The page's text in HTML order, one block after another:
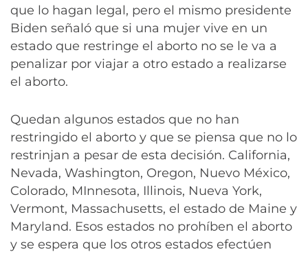
que lo hagan legal, pero el mismo presidente
Biden señaló que si una mujer vive en un
estado que restringe el aborto no se le va a
penalizar por viajar a otro estado a realizarse
el aborto.
Quedan algunos estados que no han
restringido el aborto y que se piensa que no lo
restrinjan a pesar de esta decisión. California,
Nevada, Washington, Oregon, Nuevo México,
Colorado, MInnesota, Illinois, Nueva York,
Vermont, Massachusetts, el estado de Maine y
Maryland. Esos estados no prohíben el aborto
y se espera que los otros estados efectúen